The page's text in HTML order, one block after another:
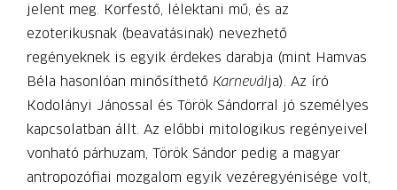
jelent meg. Korfestő, lélektani mű, és az
ezoterikusnak (beavatásinak) nevezhető
regényeknek is egyik érdekes darabja (mint Hamvas
Béla hasonlóan minősíthető Karnevál ja). Az író
Kodolányi Jánossal és Török Sándorral jó személyes
kapcsolatban állt. Az előbbi mitologikus regényeivel
vonható párhuzam, Török Sándor pedig a magyar
antropozófiai mozgalom egyik vezéregyénisége volt,